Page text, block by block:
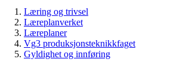
Læring og trivsel
Læreplanverket
Læreplaner
Vg3 produksjonsteknikkfaget
Gyldighet og innføring